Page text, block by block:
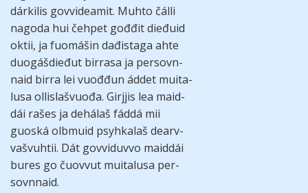
dárki­lis govvi­dea­mit. Muhto čálli
nagoda hui čeh­pet gođ­đit die­đuid
oktii, ja fuomá­šin dađis­taga ahte
duo­gáš­die­đut bir­rasa ja per­sovn­
naid birra lei vuođ­đun áddet muita­
lusa ollis­laš­vuođa. Girj­jis lea maid­
dái rašes ja dehá­laš fáddá mii
guoská olbmuid psyhka­laš dearv­
vaš­vuh­tii. Dát govvi­duvvo maid­dái
bures go čuov­vut muita­lusa per­
sovn­naid.